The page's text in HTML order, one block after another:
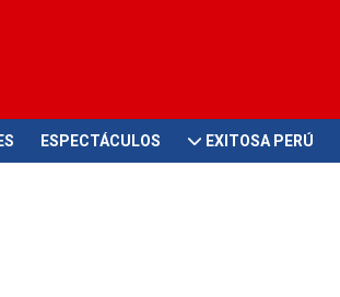
ESPECTÁCULOS EXITOSA PERÚ